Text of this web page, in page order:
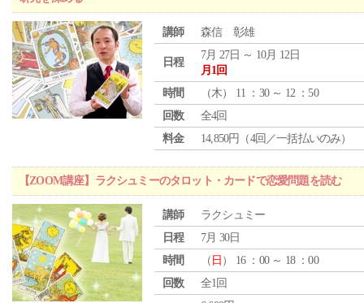
講師 森信 彰雄
日程
7月 27日 ～ 10月 12日
月1回
時間
（木） 11 ：30 ～ 12 ：50
回数
全4回
料金
14,850円（4回／一括払いのみ）
【ZOOM講座】ラクシュミーのタロット・カードで恋愛問題を読む
講師
ラクシュミー
日程
7月 30日
時間
（ 日 ） 16 ：00 ～ 18 ：00
回数
全1回